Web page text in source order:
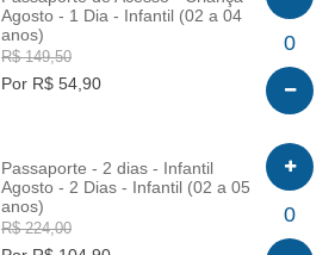
Agosto - 1 Dia - Infantil (02 a 04
anos)
R$ 149,50
Por R$ 54,90
0
Passaporte - 2 dias - Infantil
Agosto - 2 Dias - Infantil (02 a 05
anos)
R$ 224,00
0